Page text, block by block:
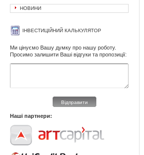
НОВИНИ
ІНВЕСТИЦІЙНИЙ КАЛЬКУЛЯТОР
Ми цінуємо Вашу думку про нашу роботу.
Просимо залишити Ваші відгуки та пропозиції:
Відправити
Наші партнери: